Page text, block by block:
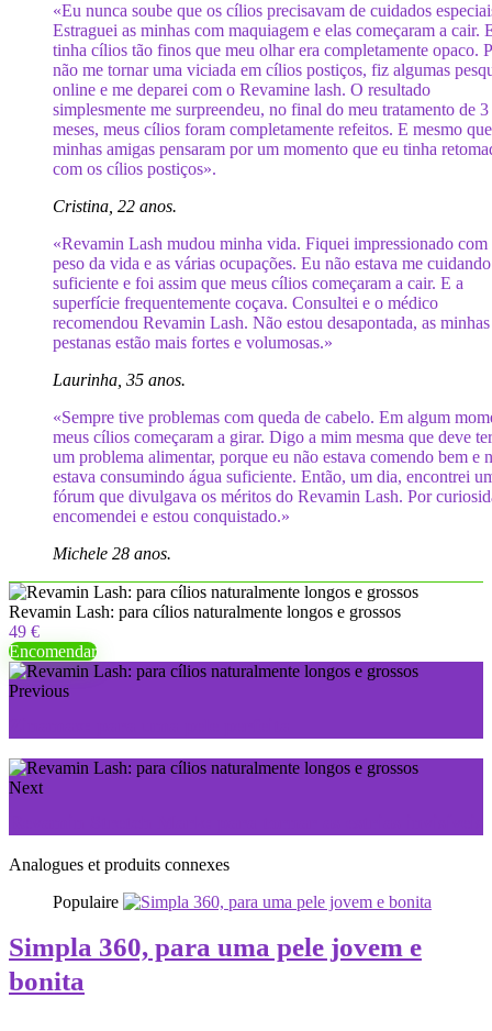
«Eu nunca soube que os cílios precisavam de cuidados
Estraguei as minhas com maquiagem e elas começaram a cair.
tinha cílios tão finos que meu olhar era completamente opaco.
não me tornar uma viciada em cílios postiços, fiz algumas
online e me deparei com o Revamine lash. O resultado
simplesmente me surpreendeu, no final do meu tratamento de 3
meses, meus cílios foram completamente refeitos. E mesmo que
minhas amigas pensaram por um momento que eu tinha
com os cílios postiços».
Cristina, 22 anos.
«Revamin Lash mudou minha vida. Fiquei impressionado com
peso da vida e as várias ocupações. Eu não estava me
suficiente e foi assim que meus cílios começaram a cair. E a
superfície frequentemente coçava. Consultei e o médico
recomendou Revamin Lash. Não estou desapontada, as minhas
pestanas estão mais fortes e volumosas.»
Laurinha, 35 anos.
«Sempre tive problemas com queda de cabelo. Em algum
meus cílios começaram a girar. Digo a mim mesma que deve
um problema alimentar, porque eu não estava comendo bem e
estava consumindo água suficiente. Então, um dia, encontrei
fórum que divulgava os méritos do Revamin Lash. Por
encomendei e estou conquistado.»
Michele 28 anos.
Revamin Lash: para cílios naturalmente longos e grossos
49 €
Encomendar
Previous
Next
Analogues et produits connexes
Populaire
Simpla 360, para uma pele jovem e
bonita